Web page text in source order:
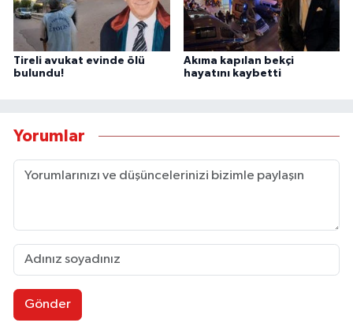
Tireli avukat evinde ölü
bulundu!
Akıma kapılan bekçi
hayatını kaybetti
Yorumlar
Gönder